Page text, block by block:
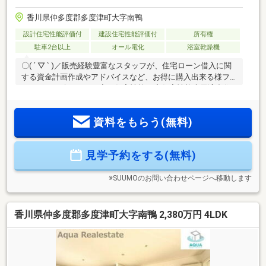
香川県仲多度郡多度津町大字南鴨
設計住宅性能評価付 建設住宅性能評価付
所有権
駐車2台以上
オール電化 浴室乾燥機
〇( ´ ▽ ` )／販売経験豊富なスタッフが、住宅ローン借入に関
する資金計画作成やアドバイスなど、お得に購入出来る様フ
高ランク等級の高品質住宅♪（耐震２項目・劣化対策・維持管
理・耐風・ホルムアルデヒド対策）◇ ご案内 ◇物件資
入も可能です。数ある融資機関からお客様に最適な融資先の
資料をもらう(無料)
見学予約をする(無料)
※SUUMOのお問い合わせページへ移動します
香川県仲多度郡多度津町大字南鴨 2,380万円 4LDK